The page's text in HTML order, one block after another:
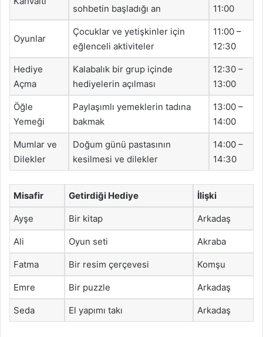
sohbetin başladığı an
11:00
Oyunlar
Çocuklar ve yetişkinler için
eğlenceli aktiviteler
11:00 –
12:30
Hediye
Açma
Kalabalık bir grup içinde
hediyelerin açılması
12:30 –
13:00
Öğle
Yemeği
Paylaşımlı yemeklerin tadına
bakmak
13:00 –
14:00
Mumlar ve
Dilekler
Doğum günü pastasının
kesilmesi ve dilekler
14:00 –
14:30
Misafir Getirdiği Hediye İlişki
Ayşe Bir kitap Arkadaş
Ali Oyun seti Akraba
Fatma Bir resim çerçevesi Komşu
Emre Bir puzzle Arkadaş
Seda El yapımı takı Arkadaş